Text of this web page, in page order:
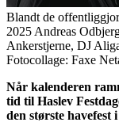
Blandt de
2025 Andreas
Ankerstjerne, DJ
Fotocollage: Faxe
Når kalenderen
tid til Haslev
den største havefest